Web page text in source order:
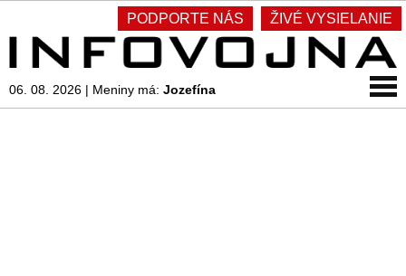
PODPORTE NÁS ŽIVÉ VYSIELANIE
06. 08. 2026 | Meniny má: Jozefína